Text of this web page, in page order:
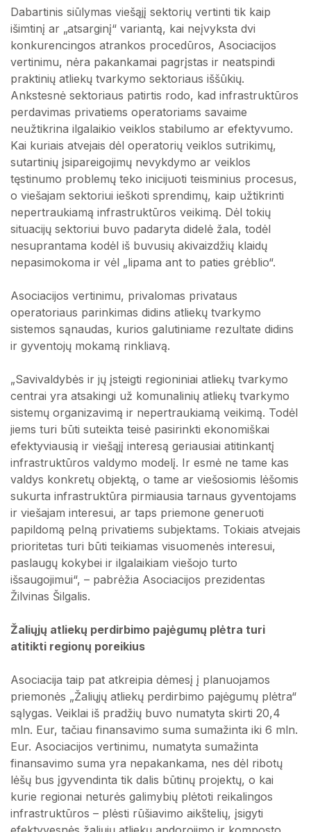
Dabartinis siūlymas viešąjį sektorių vertinti tik kaip
išimtinį ar „atsarginį“ variantą, kai neįvyksta dvi
konkurencingos atrankos procedūros, Asociacijos
vertinimu, nėra pakankamai pagrįstas ir neatspindi
praktinių atliekų tvarkymo sektoriaus iššūkių.
Ankstesnė sektoriaus patirtis rodo, kad infrastruktūros
perdavimas privatiems operatoriams savaime
neužtikrina ilgalaikio veiklos stabilumo ar efektyvumo.
Kai kuriais atvejais dėl operatorių veiklos sutrikimų,
sutartinių įsipareigojimų nevykdymo ar veiklos
tęstinumo problemų teko inicijuoti teisminius procesus,
o viešajam sektoriui ieškoti sprendimų, kaip užtikrinti
nepertraukiamą infrastruktūros veikimą. Dėl tokių
situacijų sektoriui buvo padaryta didelė žala, todėl
nesuprantama kodėl iš buvusių akivaizdžių klaidų
nepasimokoma ir vėl „lipama ant to paties grėblio“.
Asociacijos vertinimu, privalomas privataus
operatoriaus parinkimas didins atliekų tvarkymo
sistemos sąnaudas, kurios galutiniame rezultate didins
ir gyventojų mokamą rinkliavą.
„Savivaldybės ir jų įsteigti regioniniai atliekų tvarkymo
centrai yra atsakingi už komunalinių atliekų tvarkymo
sistemų organizavimą ir nepertraukiamą veikimą. Todėl
jiems turi būti suteikta teisė pasirinkti ekonomiškai
efektyviausią ir viešąjį interesą geriausiai atitinkantį
infrastruktūros valdymo modelį. Ir esmė ne tame kas
valdys konkretų objektą, o tame ar viešosiomis lėšomis
sukurta infrastruktūra pirmiausia tarnaus gyventojams
ir viešajam interesui, ar taps priemone generuoti
papildomą pelną privatiems subjektams. Tokiais atvejais
prioritetas turi būti teikiamas visuomenės interesui,
paslaugų kokybei ir ilgalaikiam viešojo turto
išsaugojimui“, – pabrėžia Asociacijos prezidentas
Žilvinas Šilgalis.
Žaliųjų atliekų perdirbimo pajėgumų plėtra turi
atitikti regionų poreikius
Asociacija taip pat atkreipia dėmesį į planuojamos
priemonės „Žaliųjų atliekų perdirbimo pajėgumų plėtra“
sąlygas. Veiklai iš pradžių buvo numatyta skirti 20,4
mln. Eur, tačiau finansavimo suma sumažinta iki 6 mln.
Eur. Asociacijos vertinimu, numatyta sumažinta
finansavimo suma yra nepakankama, nes dėl ribotų
lėšų bus įgyvendinta tik dalis būtinų projektų, o kai
kurie regionai neturės galimybių plėtoti reikalingos
infrastruktūros – plėsti rūšiavimo aikštelių, įsigyti